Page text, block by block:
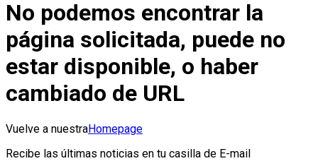
No podemos encontrar la
página solicitada, puede no
estar disponible, o haber
cambiado de URL
Vuelve a nuestraHomepage
Recibe las últimas noticias en tu casilla de E-mail